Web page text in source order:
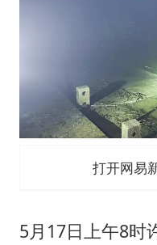
打开网易
5月17日上午8时